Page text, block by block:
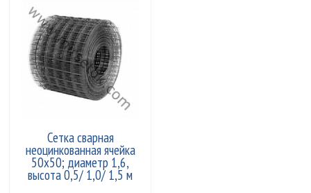
Сетка сварная
неоцинкованная ячейка
50x50; диаметр 1,6,
высота 0,5/ 1,0/ 1,5 м